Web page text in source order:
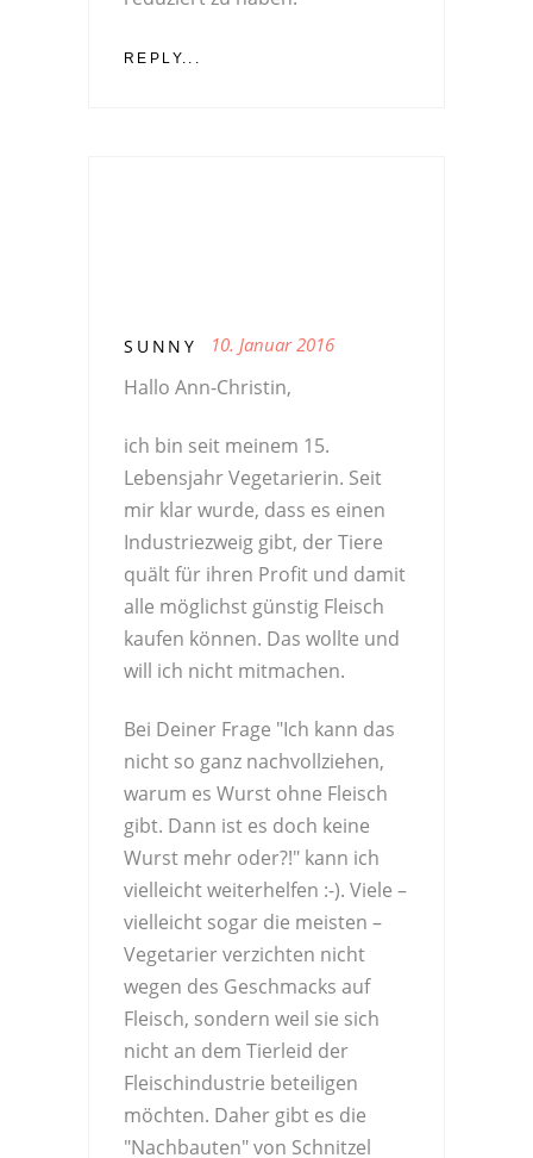
REPLY...
SUNNY 10. Januar 2016
Hallo Ann-Christin,
ich bin seit meinem 15.
Lebensjahr Vegetarierin. Seit
mir klar wurde, dass es einen
Industriezweig gibt, der Tiere
quält für ihren Profit und damit
alle möglichst günstig Fleisch
kaufen können. Das wollte und
will ich nicht mitmachen.
Bei Deiner Frage "Ich kann das
nicht so ganz nachvollziehen,
warum es Wurst ohne Fleisch
gibt. Dann ist es doch keine
Wurst mehr oder?!" kann ich
vielleicht weiterhelfen :-). Viele –
vielleicht sogar die meisten –
Vegetarier verzichten nicht
wegen des Geschmacks auf
Fleisch, sondern weil sie sich
nicht an dem Tierleid der
Fleischindustrie beteiligen
möchten. Daher gibt es die
"Nachbauten" von Schnitzel